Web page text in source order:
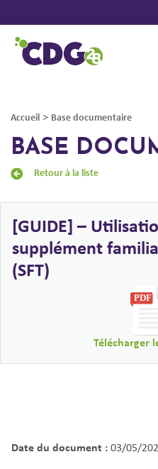
Accueil > Base documentaire
BASE
Retour à la liste
[GUIDE] –
supplément
(SFT)
Télécharger
Date du document :03/05/